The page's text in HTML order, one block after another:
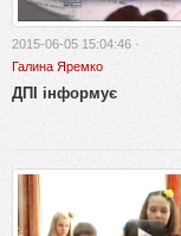
2015-06-05 15:04:46 ·
Галина Яремко
ДПІ інформує